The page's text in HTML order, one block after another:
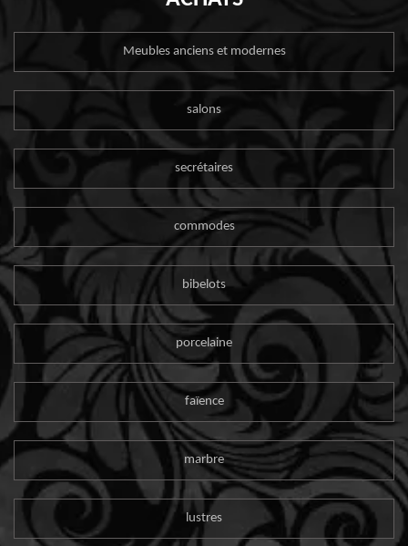
Meubles anciens et modernes
salons
secrétaires
commodes
bibelots
porcelaine
faïence
marbre
lustres